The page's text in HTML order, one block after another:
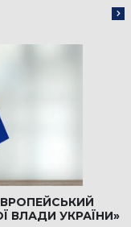
ВЛАДИ УКРАЇНИ»